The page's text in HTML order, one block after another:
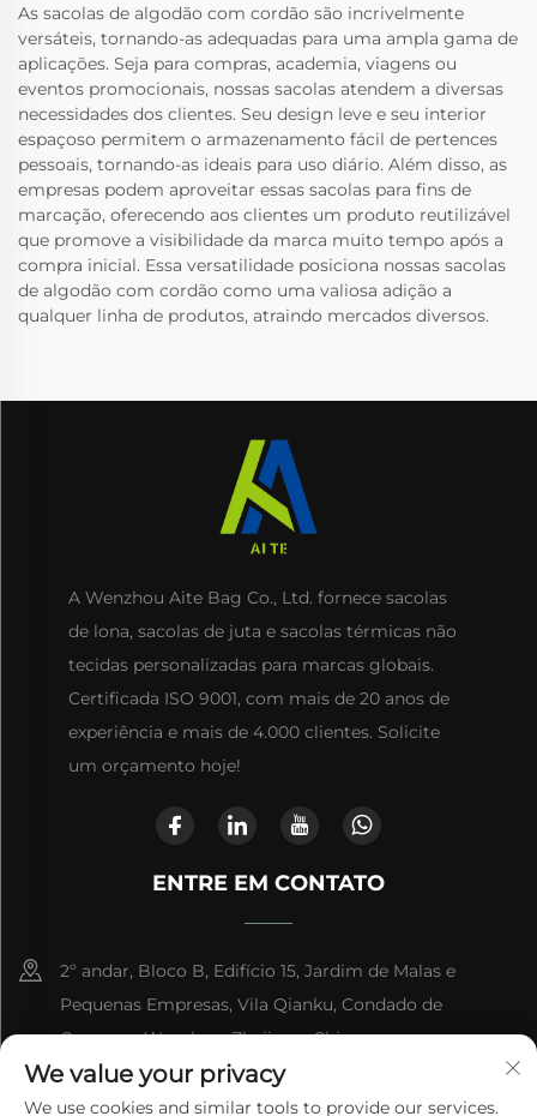
As sacolas de algodão com cordão são incrivelmente
versáteis, tornando-as adequadas para uma ampla gama de
aplicações. Seja para compras, academia, viagens ou
eventos promocionais, nossas sacolas atendem a diversas
necessidades dos clientes. Seu design leve e seu interior
espaçoso permitem o armazenamento fácil de pertences
pessoais, tornando-as ideais para uso diário. Além disso, as
empresas podem aproveitar essas sacolas para fins de
marcação, oferecendo aos clientes um produto reutilizável
que promove a visibilidade da marca muito tempo após a
compra inicial. Essa versatilidade posiciona nossas sacolas
de algodão com cordão como uma valiosa adição a
qualquer linha de produtos, atraindo mercados diversos.
A Wenzhou Aite Bag Co., Ltd. fornece sacolas
de lona, sacolas de juta e sacolas térmicas não
tecidas personalizadas para marcas globais.
Certificada ISO 9001, com mais de 20 anos de
experiência e mais de 4.000 clientes. Solicite
um orçamento hoje!
ENTRE EM CONTATO
2º andar, Bloco B, Edifício 15, Jardim de Malas e
Pequenas Empresas, Vila Qianku, Condado de
Cangnan, Wenzhou, Zhejiang, China
+86-13868363329
We value your privacy
We use cookies and similar tools to provide our services.